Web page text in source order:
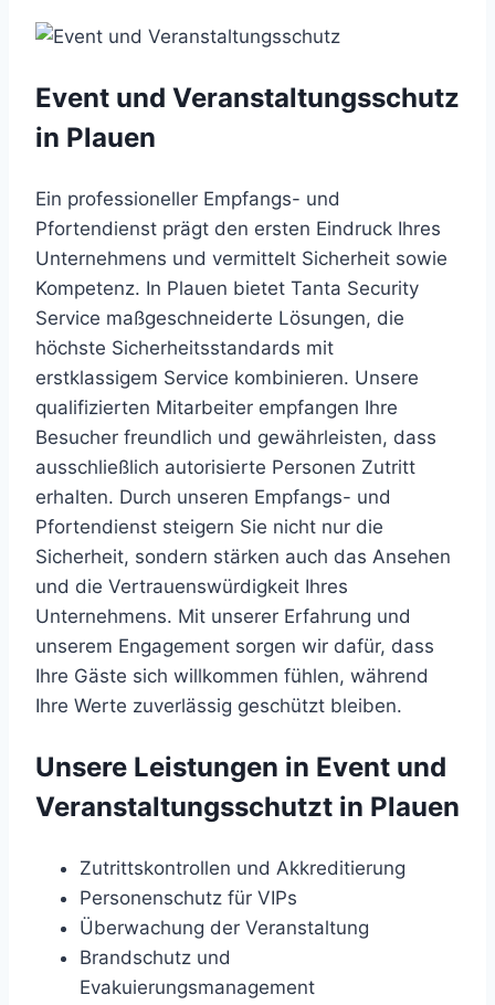
Event und Veranstaltungsschutz
in Plauen
Ein professioneller Empfangs- und
Pfortendienst prägt den ersten Eindruck Ihres
Unternehmens und vermittelt Sicherheit sowie
Kompetenz. In Plauen bietet Tanta Security
Service maßgeschneiderte Lösungen, die
höchste Sicherheitsstandards mit
erstklassigem Service kombinieren. Unsere
qualifizierten Mitarbeiter empfangen Ihre
Besucher freundlich und gewährleisten, dass
ausschließlich autorisierte Personen Zutritt
erhalten. Durch unseren Empfangs- und
Pfortendienst steigern Sie nicht nur die
Sicherheit, sondern stärken auch das Ansehen
und die Vertrauenswürdigkeit Ihres
Unternehmens. Mit unserer Erfahrung und
unserem Engagement sorgen wir dafür, dass
Ihre Gäste sich willkommen fühlen, während
Ihre Werte zuverlässig geschützt bleiben.
Unsere Leistungen in Event und
Veranstaltungsschutzt in Plauen
Zutrittskontrollen und Akkreditierung
Personenschutz für VIPs
Überwachung der Veranstaltung
Brandschutz und
Evakuierungsmanagement